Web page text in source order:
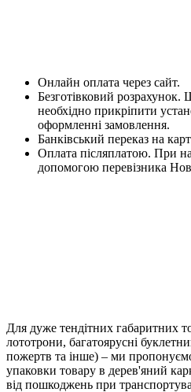
Онлайн оплата через сайт.
Безготівковий розрахунок.
необхідно прикріпити
оформленні замовлення.
Банківський переказ на
Оплата післяплатою. При
допомогою перевізника
Для дуже тендітних габаритних
лототрони, багатоярусні
пожертв та інше) – ми
упаковки товару в дерев'яний
від пошкоджень при